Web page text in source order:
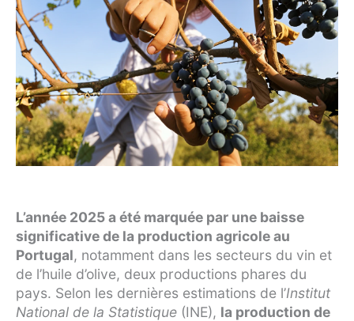
L’année 2025 a été marquée par une baisse
significative de la production agricole au
Portugal, notamment dans les secteurs du vin et
de l’huile d’olive, deux productions phares du
pays. Selon les dernières estimations de l’Institut
National de la Statistique (INE), la production de